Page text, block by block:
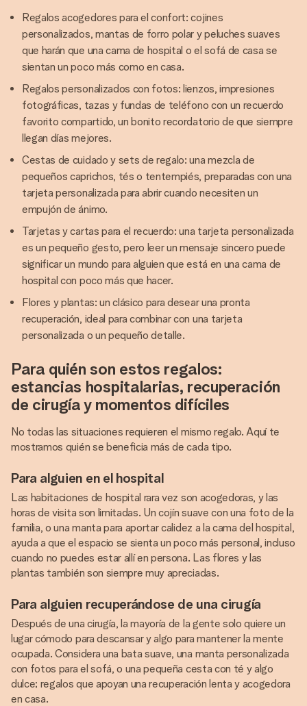
Regalos acogedores para el confort: cojines
personalizados, mantas de forro polar y peluches suaves
que harán que una cama de hospital o el sofá de casa se
sientan un poco más como en casa.
Regalos personalizados con fotos: lienzos, impresiones
fotográficas, tazas y fundas de teléfono con un recuerdo
favorito compartido, un bonito recordatorio de que siempre
llegan días mejores.
Cestas de cuidado y sets de regalo: una mezcla de
pequeños caprichos, tés o tentempiés, preparadas con una
tarjeta personalizada para abrir cuando necesiten un
empujón de ánimo.
Tarjetas y cartas para el recuerdo: una tarjeta personalizada
es un pequeño gesto, pero leer un mensaje sincero puede
significar un mundo para alguien que está en una cama de
hospital con poco más que hacer.
Flores y plantas: un clásico para desear una pronta
recuperación, ideal para combinar con una tarjeta
personalizada o un pequeño detalle.
Para quién son estos regalos:
estancias hospitalarias, recuperación
de cirugía y momentos difíciles
No todas las situaciones requieren el mismo regalo. Aquí te
mostramos quién se beneficia más de cada tipo.
Para alguien en el hospital
Las habitaciones de hospital rara vez son acogedoras, y las
horas de visita son limitadas. Un cojín suave con una foto de la
familia, o una manta para aportar calidez a la cama del hospital,
ayuda a que el espacio se sienta un poco más personal, incluso
cuando no puedes estar allí en persona. Las flores y las
plantas también son siempre muy apreciadas.
Para alguien recuperándose de una cirugía
Después de una cirugía, la mayoría de la gente solo quiere un
lugar cómodo para descansar y algo para mantener la mente
ocupada. Considera una bata suave, una manta personalizada
con fotos para el sofá, o una pequeña cesta con té y algo
dulce; regalos que apoyan una recuperación lenta y acogedora
en casa.